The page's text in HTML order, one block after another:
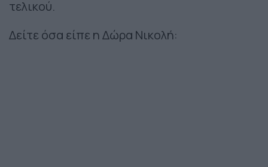
τελικού.
Δείτε όσα είπε η Δώρα Νικολή: